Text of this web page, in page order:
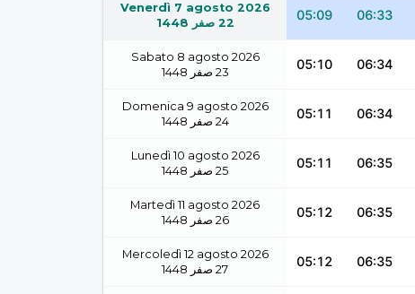
Venerdì 7 agosto 2026
1448 صفر 22
05:09 06:33
Sabato 8 agosto 2026
1448 صفر 23
05:10 06:34
Domenica 9 agosto 2026
1448 صفر 24
05:11 06:34
Lunedì 10 agosto 2026
1448 صفر 25
05:11 06:35
Martedì 11 agosto 2026
1448 صفر 26
05:12 06:35
Mercoledì 12 agosto 2026
1448 صفر 27
05:12 06:35